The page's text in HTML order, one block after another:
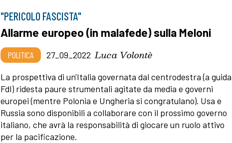
"PERICOLO FASCISTA"
Allarme europeo (in malafede) sulla Meloni
POLITICA 27_09_2022 Luca Volontè
La prospettiva di un'Italia governata dal centrodestra (a guida
FdI) ridesta paure strumentali agitate da media e governi
europei (mentre Polonia e Ungheria si congratulano). Usa e
Russia sono disponibili a collaborare con il prossimo governo
italiano, che avrà la responsabilità di giocare un ruolo attivo
per la pacificazione.